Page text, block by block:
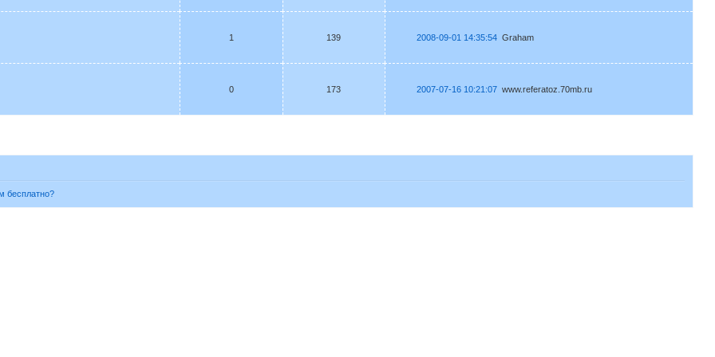
1 139 2008-09-01 14:35:54 Graham
0 173 2007-07-16 10:21:07 www.referatoz.70mb.ru